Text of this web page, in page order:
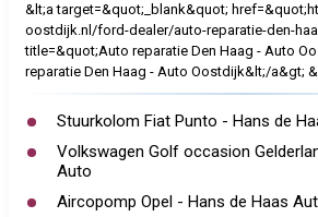
&lt;a target=&quot;_blank&quot;
oostdijk.nl/ford-dealer/auto-reparatie-den-
title=&quot;Auto reparatie Den Haag - Auto
reparatie Den Haag - Auto Oostdijk&lt;/a&gt;
Stuurkolom Fiat Punto - Hans de
Volkswagen Golf occasion
Auto
Aircopomp Opel - Hans de Haas